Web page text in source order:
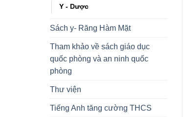
Y - Dược
Sách y- Răng Hàm Mặt
Tham khảo về sách giáo dục
quốc phòng và an ninh quốc
phòng
Thư viện
Tiếng Anh tăng cường THCS
Giải phẫu người – Tập
3 Hệ thần kinh-Hệ nội
OUT OF STOCK
Giải phẫu sinh lý người(
Dùng cho ĐT dược sĩ